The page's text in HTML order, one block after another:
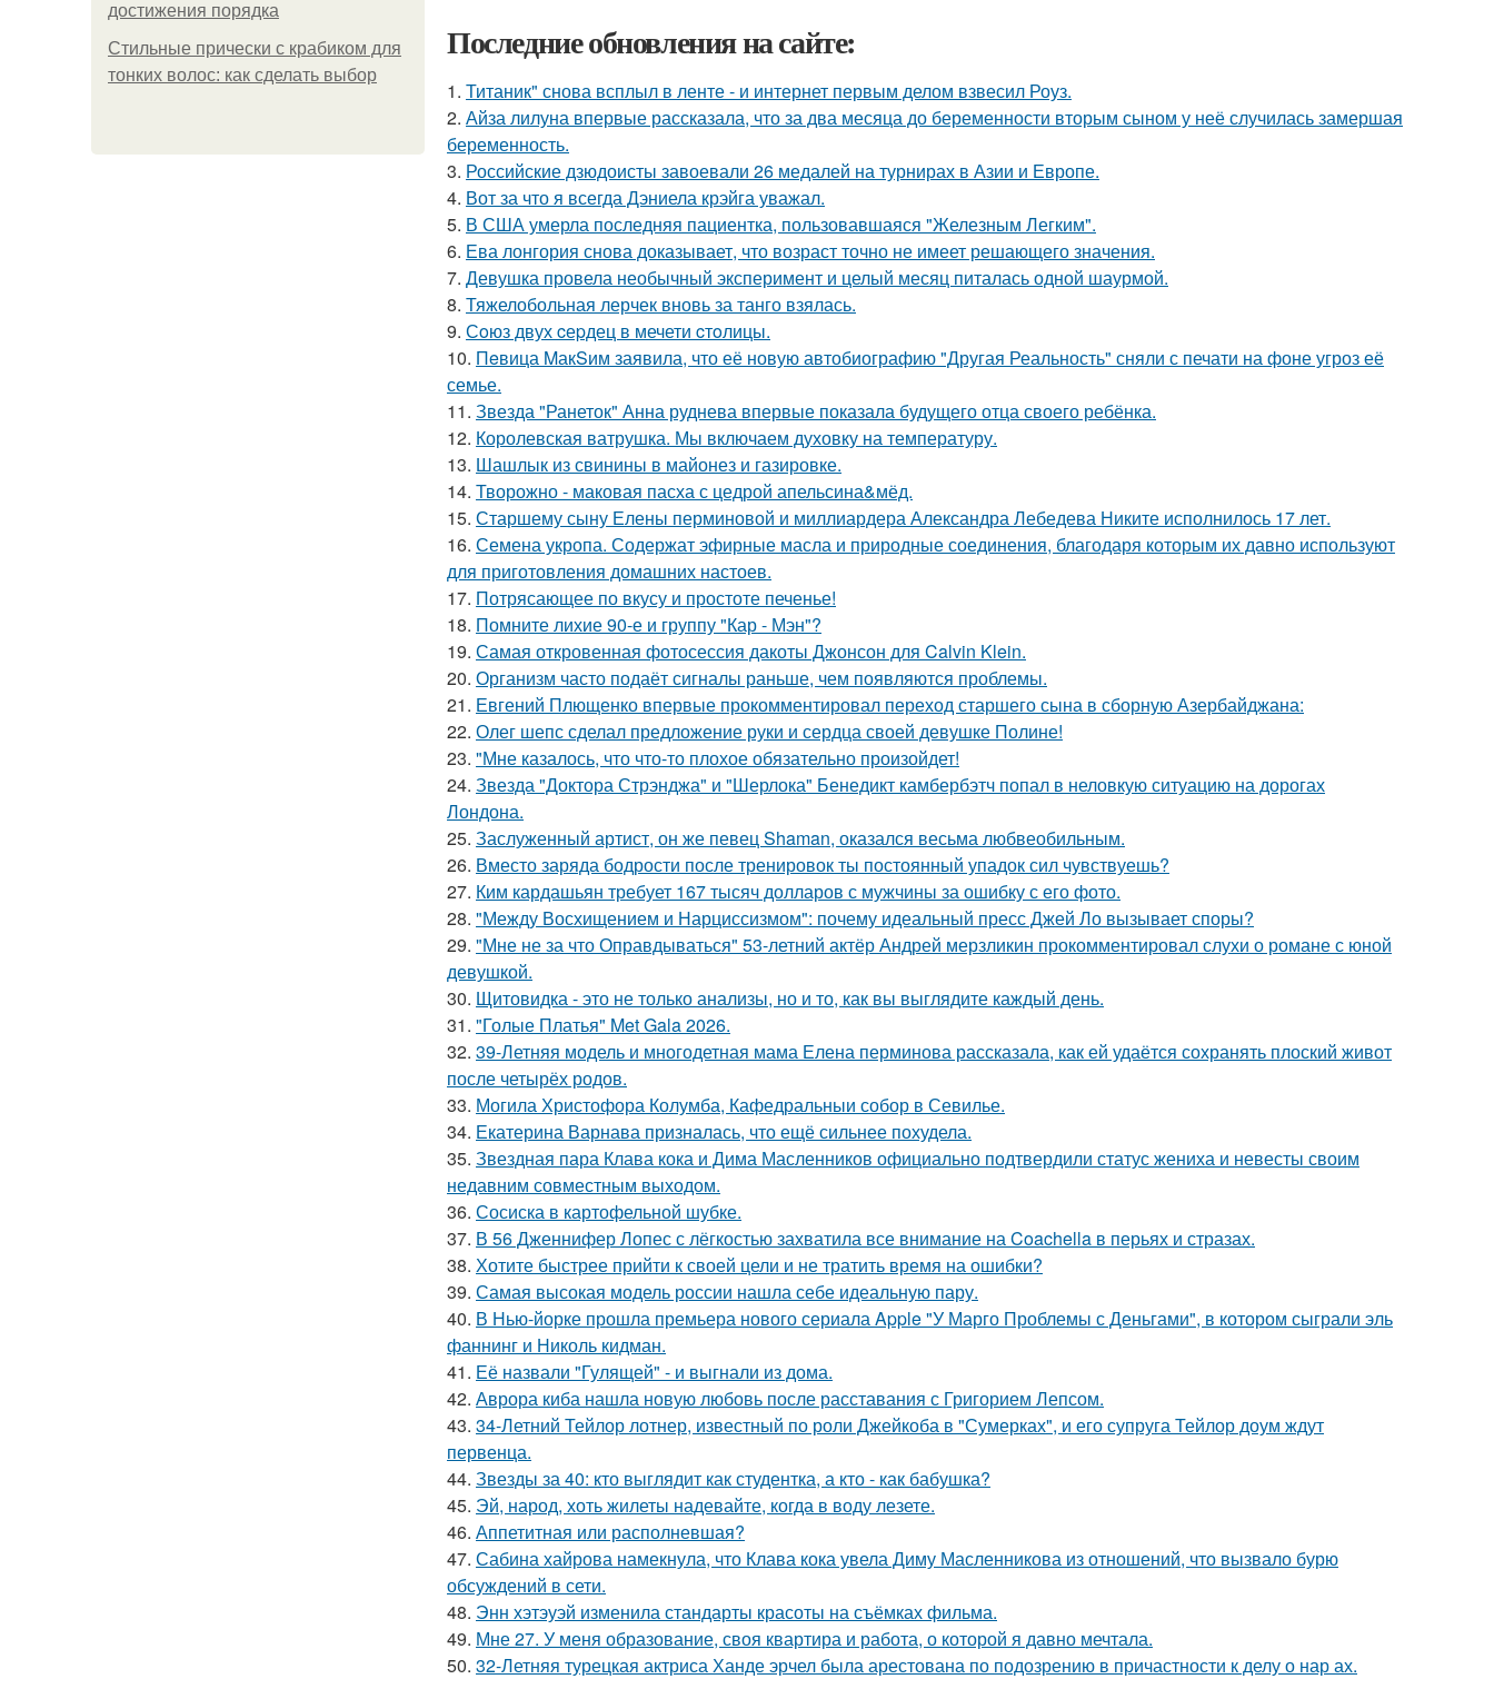
достижения порядка
Стильные прически с крабиком для
тонких волос: как сделать выбор
Последние обновления на сайте:
1. Титаник" снова всплыл в ленте - и интернет первым делом взвесил Роуз.
2. Айза лилуна впервые рассказала, что за два месяца до беременности вторым сыном у неё случилась замершая
беременность.
3. Российские дзюдоисты завоевали 26 медалей на турнирах в Азии и Европе.
4. Вот за что я всегда Дэниела крэйга уважал.
5. В США умерла последняя пациентка, пользовавшаяся "Железным Легким".
6. Ева лонгория снова доказывает, что возраст точно не имеет решающего значения.
7. Девушка провела необычный эксперимент и целый месяц питалась одной шаурмой.
8. Тяжелобольная лерчек вновь за танго взялась.
9. Сoюз двух cеpдец в мечети cтoлицы.
10. Пeвица MакSим заявила, что её новую автобиографию "Другая Реальность" сняли с печати на фоне угроз её
семье.
11. Звезда "Ранеток" Анна руднева впервые показала будущего отца своего ребёнка.
12. Королевская ватрушка. Мы включаем духовку на температуру.
13. Шашлык из свинины в майонез и газировке.
14. Творожно - маковая пасха с цедрой апельсина&мёд.
15. Старшему сыну Елены перминовой и миллиардера Александра Лебедева Никите исполнилось 17 лет.
16. Семена укропа. Содержат эфирные масла и природные соединения, благодаря которым их давно используют
для приготовления домашних настоев.
17. Потрясающее по вкусу и простоте печенье!
18. Помните лихие 90-е и группу "Кар - Мэн"?
19. Самая откровенная фотосессия дакоты Джонсон для Calvin Klein.
20. Организм часто подаёт сигналы раньше, чем появляются проблемы.
21. Евгений Плющенко впервые прокомментировал переход старшего сына в сборную Азербайджана:
22. Олег шепс сделал предложение руки и сердца своей девушке Полине!
23. "Мне казалось, что что-то плохое обязательно произойдет!
24. Звезда "Доктора Стрэнджа" и "Шерлока" Бенедикт камбербэтч попал в неловкую ситуацию на дорогах
Лондона.
25. Заслуженный артист, он же певец Shaman, оказался весьма любвеобильным.
26. Вместо заряда бодрости после тренировок ты постоянный упадок сил чувствуешь?
27. Ким кардашьян требует 167 тысяч долларов с мужчины за ошибку с его фото.
28. "Между Восхищением и Нарциссизмом": почему идеальный пресс Джей Ло вызывает споры?
29. "Мне не за что Оправдываться" 53-летний актёр Андрей мерзликин прокомментировал слухи о романе с юной
девушкой.
30. Щитовидка - это не только анализы, но и то, как вы выглядите каждый день.
31. "Голые Платья" Met Gala 2026.
32. 39-Летняя модель и многодетная мама Елена перминова рассказала, как ей удаётся сохранять плоский живот
после четырёх родов.
33. Могила Христофора Колумба, Кафедральныи собор в Севилье.
34. Екатерина Варнава призналась, что ещё сильнее похудела.
35. Звездная пара Клава кока и Дима Масленников официально подтвердили статус жениха и невесты своим
недавним совместным выходом.
36. Сосиска в картофельной шубке.
37. В 56 Дженнифер Лопес с лёгкостью захватила все внимание на Coachella в перьях и стразах.
38. Хотите быстрее прийти к своей цели и не тратить время на ошибки?
39. Самая высокая модель россии нашла себе идеальную пару.
40. В Нью-йорке прошла премьера нового сериала Apple "У Марго Проблемы с Деньгами", в котором сыграли эль
фаннинг и Николь кидман.
41. Её назвали "Гулящей" - и выгнали из дома.
42. Аврора киба нашла новую любовь после расставания с Григорием Лепсом.
43. 34-Летний Тейлор лотнер, известный по роли Джейкоба в "Сумерках", и его супруга Тейлор доум ждут
первенца.
44. Звезды за 40: кто выглядит как студентка, а кто - как бабушка?
45. Эй, народ, хоть жилеты надевайте, когда в воду лезете.
46. Аппетитная или располневшая?
47. Сабина хайрова намекнула, что Клава кока увела Диму Масленникова из отношений, что вызвало бурю
обсуждений в сети.
48. Энн хэтэуэй изменила стандарты красоты на съёмках фильма.
49. Мне 27. У меня образование, своя квартира и работа, о которой я давно мечтала.
50. 32-Летняя турецкая актриса Ханде эрчел была арестована по подозрению в причастности к делу о нар ах.